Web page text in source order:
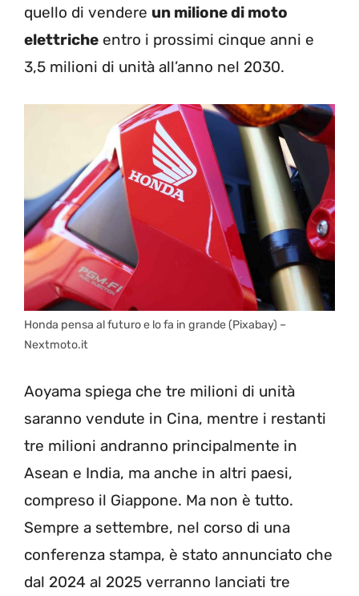
quello di vendere un milione di moto
elettriche entro i prossimi cinque anni e
3,5 milioni di unità all’anno nel 2030.
Honda pensa al futuro e lo fa in grande (Pixabay) –
Nextmoto.it
Aoyama spiega che tre milioni di unità
saranno vendute in Cina, mentre i restanti
tre milioni andranno principalmente in
Asean e India, ma anche in altri paesi,
compreso il Giappone. Ma non è tutto.
Sempre a settembre, nel corso di una
conferenza stampa, è stato annunciato che
dal 2024 al 2025 verranno lanciati tre